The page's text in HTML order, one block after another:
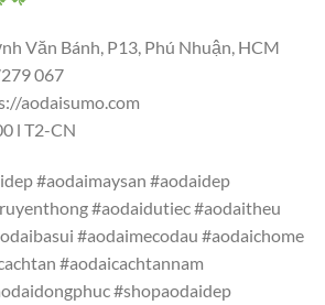
Văn Bánh, P13, Phú Nhuận, HCM
067
aodaisumo.com
l T2-CN
#aodaimaysan #aodaidep
#aodaidutiec #aodaitheu
#aodaimecodau #aodaichome
#aodaicachtannam
#shopaodaidep